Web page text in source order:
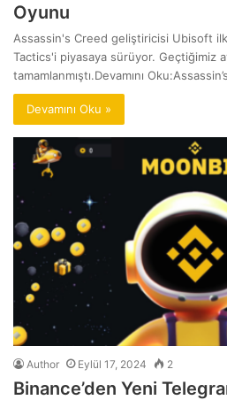
Oyunu
Assassin's Creed geliştiricisi Ubisoft
Tactics'i piyasaya sürüyor. Geçtiğimiz
tamamlanmıştı.Devamını
Devamını Oku »
Author Eylül 17, 2024 2
Binance’den Yeni